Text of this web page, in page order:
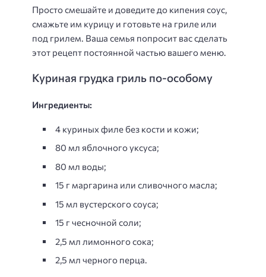
Просто смешайте и доведите до кипения соус,
смажьте им курицу и готовьте на гриле или
под грилем. Ваша семья попросит вас сделать
этот рецепт постоянной частью вашего меню.
Куриная грудка гриль по-особому
Ингредиенты:
4 куриных филе без кости и кожи;
80 мл яблочного уксуса;
80 мл воды;
15 г маргарина или сливочного масла;
15 мл вустерского соуса;
15 г чесночной соли;
2,5 мл лимонного сока;
2,5 мл черного перца.